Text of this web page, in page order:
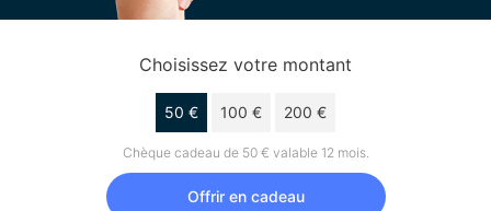
Choisissez votre montant
50 € 100 € 200 €
Chèque cadeau de 50 € valable 12 mois.
Offrir en cadeau